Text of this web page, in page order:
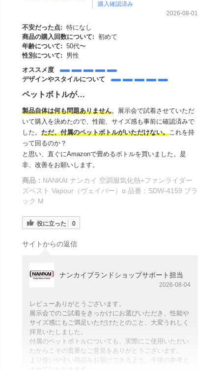
購入確認済み
2026-08-01
不安だった点: 特になし
商品の購入回数について: 初めて
年齢について: 50代〜
性別について:
男性
オススメ度
デザインやスタイルについて
ペットボトルが…
製品自体は何も問題ありません。展示会で試着させていただ
いて購入を決めたので、性能、サイズ感も事前に確認済みで
した。 ただ、付属のペットボトルがいただけない。これを持
って回るのか？
と思い、直ぐにAmazonで畳めるボトルを買いました。是
非、改善をお願いします。
商品： NANKAI ナンカイ 空調服気化熱+ファンライダー
ズベスト Vapour（ヴェイパー）α 品番：SDW-4159 ブラ
ック M
役に立った 0
サイトからの返信
ナンカイブランドショップサポート担当
2026-08-04
レビューありがとうございます。
展示会でのご試着をきっかけにお選びいただき、性能や
サイズ感にもご満足いただけたとのこと、大変うれしく
拝見いたしました。
付属のペットボトルについても、実際にご使用いただい
たからこその貴重なご意見をありがとうございます。
より使いやすい商品をお届けできるよう、今後の参考と